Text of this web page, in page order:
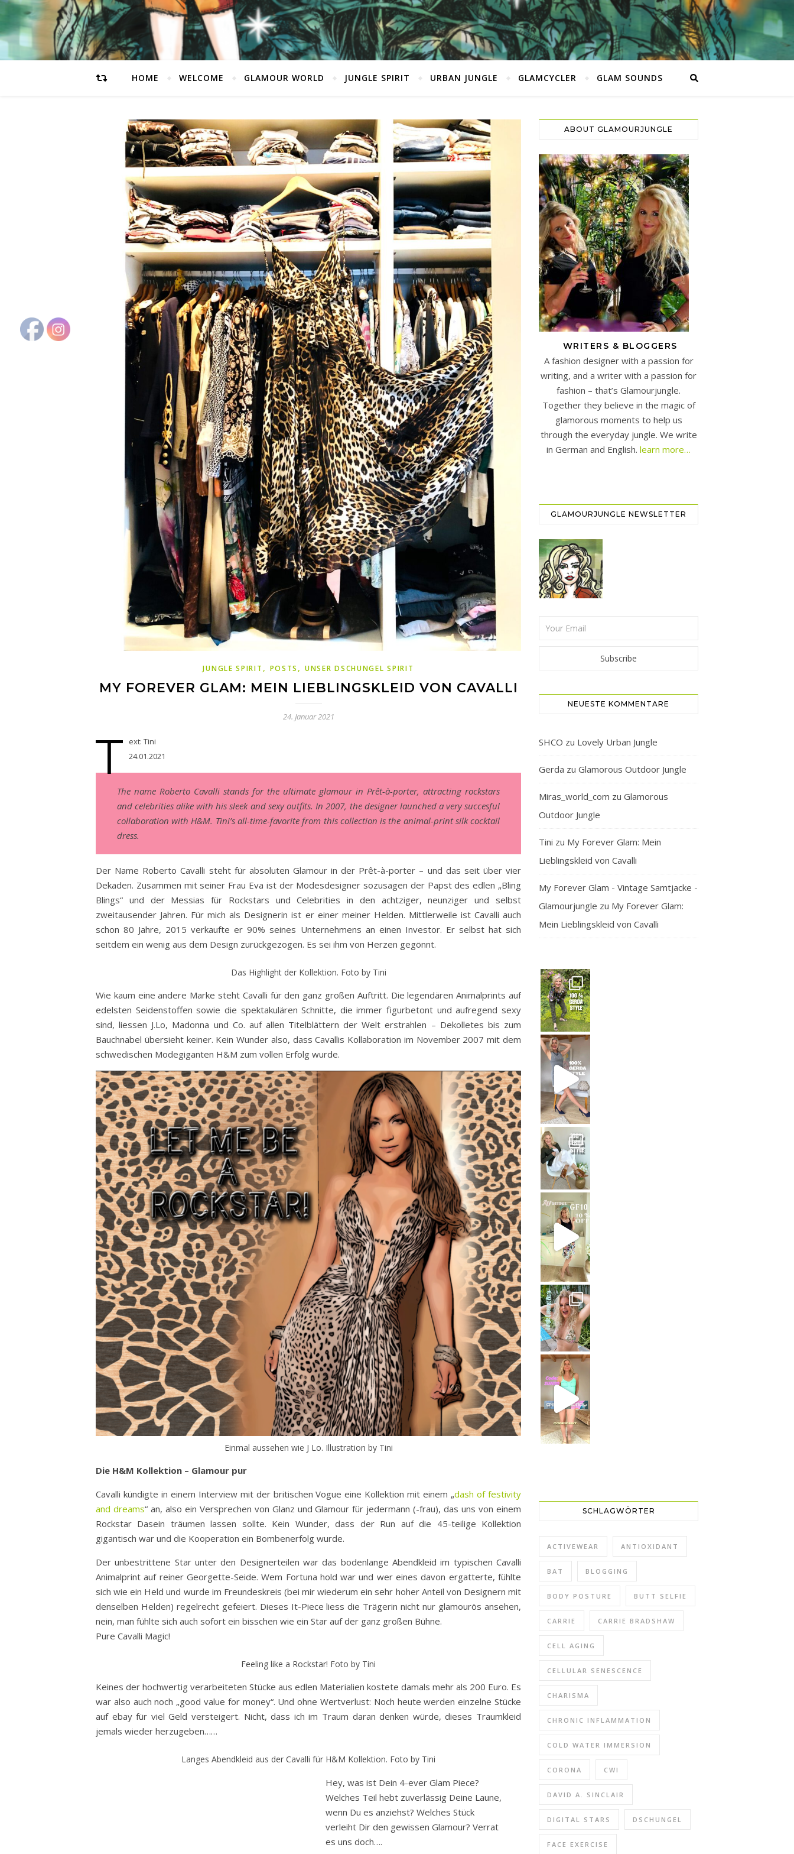
HOME WELCOME GLAMOUR WORLD JUNGLE SPIRIT URBAN JUNGLE GLAMCYCLER GLAM SOUNDS
JUNGLE SPIRIT , POSTS ,UNSER DSCHUNGEL SPIRIT
MY FOREVER GLAM: MEIN LIEBLINGSKLEID VON CAVALLI
24. Januar 2021
T ext: Tini
24.01.2021
The name Roberto Cavalli stands for the ultimate glamour in Prêt-à-porter, attracting rockstars
and celebrities alike with his sleek and sexy outfits. In 2007, the designer launched a very succesful
collaboration with H&M. Tini’s all-time-favorite from this collection is the animal-print silk cocktail
dress.
Der Name Roberto Cavalli steht für absoluten Glamour in der Prêt-à-porter – und das seit über vier
Dekaden. Zusammen mit seiner Frau Eva ist der Modesdesigner sozusagen der Papst des edlen „Bling
Blings“ und der Messias für Rockstars und Celebrities in den achtziger, neunziger und selbst
zweitausender Jahren. Für mich als Designerin ist er einer meiner Helden. Mittlerweile ist Cavalli auch
schon 80 Jahre, 2015 verkaufte er 90% seines Unternehmens an einen Investor. Er selbst hat sich
seitdem ein wenig aus dem Design zurückgezogen. Es sei ihm von Herzen gegönnt.
Das Highlight der Kollektion. Foto by Tini
Wie kaum eine andere Marke steht Cavalli für den ganz großen Auftritt. Die legendären Animalprints auf
edelsten Seidenstoffen sowie die spektakulären Schnitte, die immer figurbetont und aufregend sexy
sind, liessen J.Lo, Madonna und Co. auf allen Titelblättern der Welt erstrahlen – Dekolletes bis zum
Bauchnabel übersieht keiner. Kein Wunder also, dass Cavallis Kollaboration im November 2007 mit dem
schwedischen Modegiganten H&M zum vollen Erfolg wurde.
Einmal aussehen wie J Lo. Illustration by Tini
Die H&M Kollektion – Glamour pur
Cavalli kündigte in einem Interview mit der britischen Vogue eine Kollektion mit einem „dash of festivity
and dreams“ an, also ein Versprechen von Glanz und Glamour für jedermann (-frau), das uns von einem
Rockstar Dasein träumen lassen sollte. Kein Wunder, dass der Run auf die 45-teilige Kollektion
gigantisch war und die Kooperation ein Bombenerfolg wurde.
Der unbestrittene Star unter den Designerteilen war das bodenlange Abendkleid im typischen Cavalli
Animalprint auf reiner Georgette-Seide. Wem Fortuna hold war und wer eines davon ergatterte, fühlte
sich wie ein Held und wurde im Freundeskreis (bei mir wiederum ein sehr hoher Anteil von Designern mit
denselben Helden) regelrecht gefeiert. Dieses It-Piece liess die Trägerin nicht nur glamourös ansehen,
nein, man fühlte sich auch sofort ein bisschen wie ein Star auf der ganz großen Bühne.
Pure Cavalli Magic!
Feeling like a Rockstar! Foto by Tini
Keines der hochwertig verarbeiteten Stücke aus edlen Materialien kostete damals mehr als 200 Euro. Es
war also auch noch „good value for money“. Und ohne Wertverlust: Noch heute werden einzelne Stücke
auf ebay für viel Geld versteigert. Nicht, dass ich im Traum daran denken würde, dieses Traumkleid
jemals wieder herzugeben……
Langes Abendkleid aus der Cavalli für H&M Kollektion. Foto by Tini
Hey, was ist Dein 4-ever Glam Piece?
Welches Teil hebt zuverlässig Deine Laune,
wenn Du es anziehst? Welches Stück
verleiht Dir den gewissen Glamour? Verrat
es uns doch….
ABOUT GLAMOURJUNGLE
WRITERS & BLOGGERS
A fashion designer with a passion for
writing, and a writer with a passion for
fashion – that’s Glamourjungle.
Together they believe in the magic of
glamorous moments to help us
through the everyday jungle. We write
in German and English. learn more…
GLAMOURJUNGLE NEWSLETTER
NEUESTE KOMMENTARE
SHCO zu Lovely Urban Jungle
Gerda zu Glamorous Outdoor Jungle
Miras_world_com zu Glamorous
Outdoor Jungle
Tini zu My Forever Glam: Mein
Lieblingskleid von Cavalli
My Forever Glam - Vintage Samtjacke -
Glamourjungle zu My Forever Glam:
Mein Lieblingskleid von Cavalli
— and honest
That means: timeless white,
Stepping out in the stunning SHAKIRA Dress from
Jungle Queen at work
Just dropping by with a
CREAMY FABRICS
Shapewear für die perfekte Figur
SCHLAGWÖRTER
ACTIVEWEAR ANTIOXIDANT
BAT BLOGGING
BODY POSTURE BUTT SELFIE
CARRIE CARRIE BRADSHAW
CELL AGING
CELLULAR SENESCENCE
CHARISMA
CHRONIC INFLAMMATION
COLD WATER IMMERSION
CORONA CWI
DAVID A. SINCLAIR
DIGITAL STARS DSCHUNGEL
FACE EXERCISE